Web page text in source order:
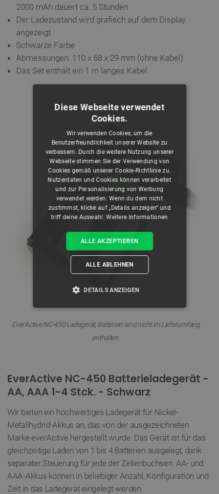
2000 mAh dauert ca. 5 Stunden
Der Ladezustand wird grafisch auf dem Display
angezeigt
Schwarze Farbe
Abmessungen: 110 x 68 x 29 mm (ohne Kabel)
Das Set enthält ein 1 m langes Kabel
EverActive NC-450 Ladegerät, Batterien sind nicht im Lieferumfang
enthalten.
EverActive NC-450 Batterieladegerät -
AA, AAA 1-4 Stck. - Schwarz
Wir bieten ein hochwertiges Ladegerät für Nickel-
Metallhydrid-Akkus an, das von der ausgezeichneten
Marke everActive hergestellt wurde. Das Gerät ist für das
gleichzeitige Laden von 1 bis 4 Batterien ausgelegt, dank
separater Steuerung für jede der Zellenbuchsen. AA- und
AAA-Akkus können in beliebiger Anzahl, Konfiguration und
Zeit in das Ladegerät eingelegt werden.
Diese Webseite verwendet
Cookies.
Wir verwenden Cookies, um die
Benutzerfreundlichkeit unserer Website zu
verbessern. Durch die weitere Nutzung unserer
Webseite stimmen Sie der Verwendung von
Cookies gemäß unserer Cookie-Richtlinie zu.
Nutzerdaten und Cookies können verarbeitet
und zur Personalisierung von Werbung
verwendet werden. Wenn du dem nicht
zustimmst, klicke auf „Details anzeigen“ und
triff deine Auswahl.Weitere Informationen
ALLE AKZEPTIEREN
ALLE ABLEHNEN
DETAILS ANZEIGEN
PERFORMANCE
FUNKTIONALITÄT
Unbedingt erforderlich Performance
Targeting Funktionalität
Unbedingt erforderliche Cookies ermöglichen
wesentliche Kernfunktionen der Website wie die
Benutzeranmeldung und die Kontoverwaltung.
Ohne die unbedingt erforderlichen Cookies kann
die Website nicht ordnungsgemäß verwendet